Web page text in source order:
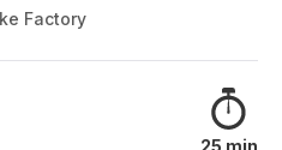
Factory
25 min